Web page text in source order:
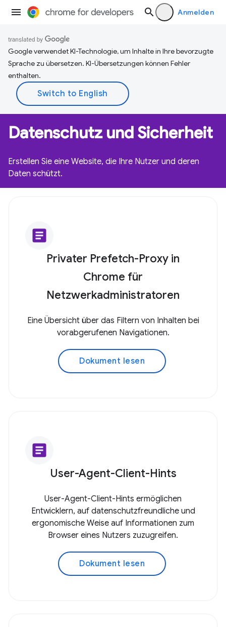
Anmelden
Google verwendet KI-Technologie, um Inhalte in Ihre bevorzugte
Sprache zu übersetzen. KI-Übersetzungen können Fehler
enthalten.
Datenschutz und Sicherheit
Erstellen Sie eine Website, die Ihre Nutzer und deren
Daten schützt.
article
Privater Prefetch-Proxy in
Chrome für
Netzwerkadministratoren
Eine Übersicht über das Filtern von Inhalten bei
vorabgerufenen Navigationen.
Dokument lesen
article
User-Agent-Client-Hints
User-Agent-Client-Hints ermöglichen
Entwicklern, auf datenschutzfreundliche und
ergonomische Weise auf Informationen zum
Browser eines Nutzers zuzugreifen.
Dokument lesen